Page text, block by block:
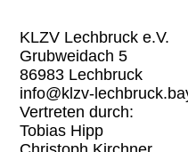
KLZV Lechbruck e.V.
Grubweidach 5
86983 Lechbruck
info@klzv-
Vertreten durch:
Tobias Hipp